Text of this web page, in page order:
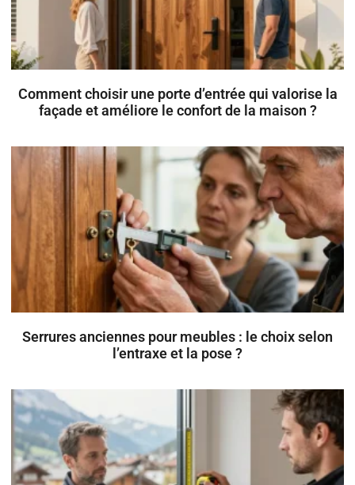
Comment choisir une porte d’entrée qui valorise la
façade et améliore le confort de la maison ?
Serrures anciennes pour meubles : le choix selon
l’entraxe et la pose ?